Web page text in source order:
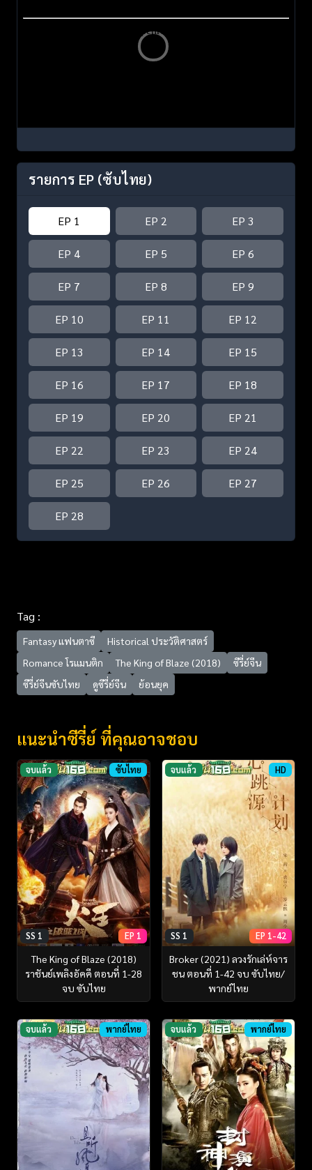
รายการ EP (ซับไทย)
EP 1 EP 2 EP 3
EP 4 EP 5 EP 6
EP 7 EP 8 EP 9
EP 10 EP 11 EP 12
EP 13 EP 14 EP 15
EP 16 EP 17 EP 18
EP 19 EP 20 EP 21
EP 22 EP 23 EP 24
EP 25 EP 26 EP 27
EP 28
Tag :
Fantasy แฟนตาซี
Historical ประวัติศาสตร์
Romance โรแมนติก
The King of Blaze (2018)
ซีรี่ย์จีน
ซีรี่ย์จีนซับไทย
ดูซีรี่ย์จีน ย้อนยุค
แนะนำซีรี่ย์ ที่คุณอาจชอบ
จบแล้ว ซับไทย
SS 1 EP 1
The King of Blaze (2018)
ราชันย์เพลิงอัคคี ตอนที่ 1-28
จบ ซับไทย
จบแล้ว HD
SS 1 EP 1-42
Broker (2021) ลวงรักเล่ห์จาร
ชน ตอนที่ 1-42 จบ ซับไทย/
พากย์ไทย
จบแล้ว พากย์ไทย จบแล้ว พากย์ไทย